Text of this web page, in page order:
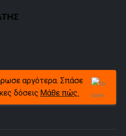
αργότερα. Σπάσε
δόσεις Μάθε πώς.